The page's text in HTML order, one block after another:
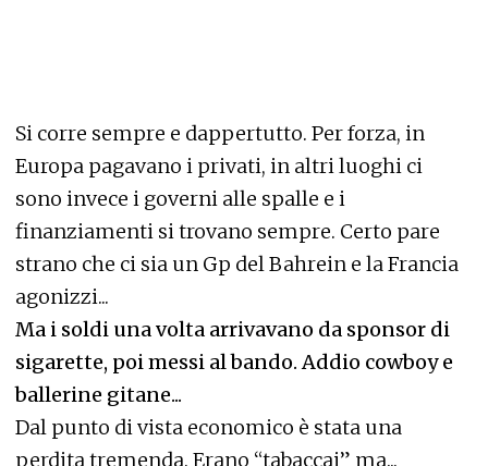
Si corre sempre e dappertutto. Per forza, in
Europa pagavano i privati, in altri luoghi ci
sono invece i governi alle spalle e i
finanziamenti si trovano sempre. Certo pare
strano che ci sia un Gp del Bahrein e la Francia
agonizzi...
Ma i soldi una volta arrivavano da sponsor di
sigarette, poi messi al bando. Addio cowboy e
ballerine gitane...
Dal punto di vista economico è stata una
perdita tremenda. Erano “tabaccai” ma...